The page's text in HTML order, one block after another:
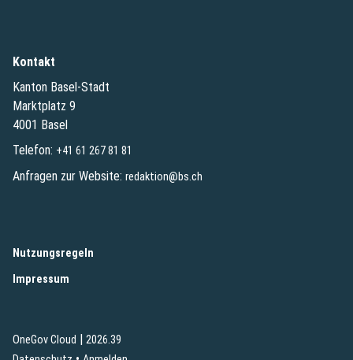
Kontakt
Kanton Basel-Stadt
Marktplatz 9
4001 Basel
Telefon: +41 61 267 81 81
Anfragen zur Website: redaktion@bs.ch
Nutzungsregeln
Impressum
OneGov Cloud (External Link)
| 2026.39